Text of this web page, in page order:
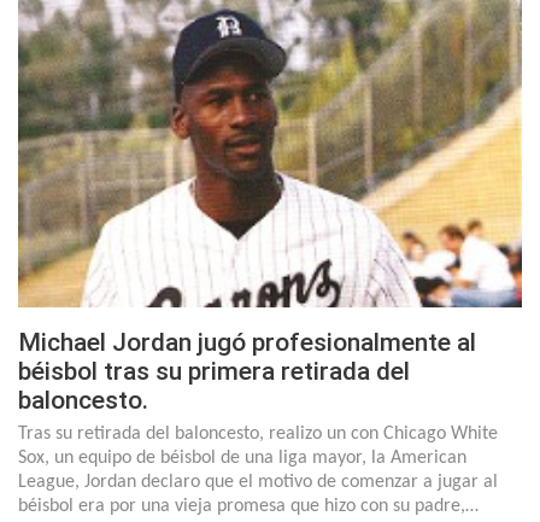
Michael Jordan jugó profesionalmente al
béisbol tras su primera retirada del
baloncesto.
Tras su retirada del baloncesto, realizo un con Chicago White
Sox, un equipo de béisbol de una liga mayor, la American
League, Jordan declaro que el motivo de comenzar a jugar al
béisbol era por una vieja promesa que hizo con su padre,…